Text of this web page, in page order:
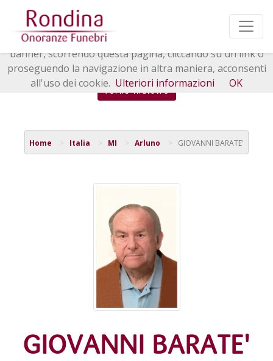
Torna indietro
Home Italia MI Arluno GIOVANNI BARATE'
GIOVANNI BARATE'
Questo sito o gli strumenti terzi da questo utilizzati si
avvalgono di cookie necessari al funzionamento ed utili
alle finalità illustrate nella cookie policy. Chiudendo questo
banner, scorrendo questa pagina, cliccando su un link o
proseguendo la navigazione in altra maniera, acconsenti
all'uso dei cookie. Ulteriori informazioni OK